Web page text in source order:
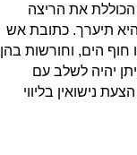
את הריצה
תיערך. כתובת אש
הים, וחורשות בהן
יהיה לשלב עם
נישואין בליווי